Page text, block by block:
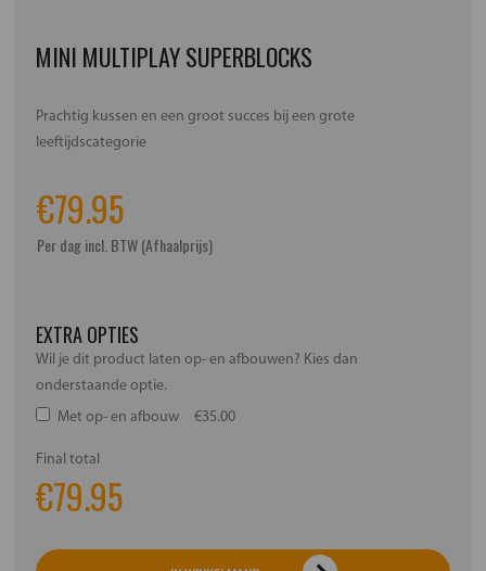
MINI MULTIPLAY SUPERBLOCKS
Prachtig kussen en een groot succes bij een grote
leeftijdscategorie
€79.95
Per dag incl. BTW (Afhaalprijs)
EXTRA OPTIES
Wil je dit product laten op- en afbouwen? Kies dan
onderstaande optie.
Met op- en afbouw
€35.00
Final total
€79.95